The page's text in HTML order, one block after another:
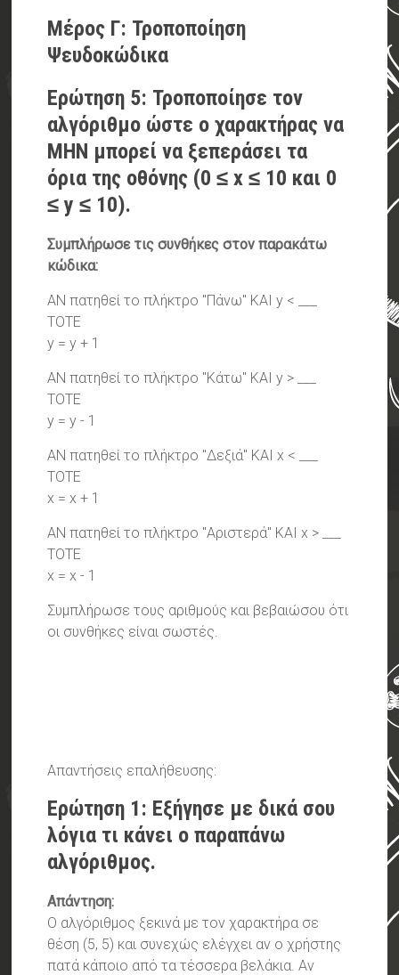
Μέρος Γ: Τροποποίηση
Ψευδοκώδικα
Ερώτηση 5: Τροποποίησε τον
αλγόριθμο ώστε ο χαρακτήρας να
ΜΗΝ μπορεί να ξεπεράσει τα
όρια της οθόνης (0 ≤ x ≤ 10 και 0
≤ y ≤ 10).
Συμπλήρωσε τις συνθήκες στον παρακάτω
κώδικα:
ΑΝ πατηθεί το πλήκτρο "Πάνω" ΚΑΙ y < ___
ΤΟΤΕ
y = y + 1
ΑΝ πατηθεί το πλήκτρο "Κάτω" ΚΑΙ y > ___
ΤΟΤΕ
y = y - 1
ΑΝ πατηθεί το πλήκτρο "Δεξιά" ΚΑΙ x < ___
ΤΟΤΕ
x = x + 1
ΑΝ πατηθεί το πλήκτρο "Αριστερά" ΚΑΙ x > ___
ΤΟΤΕ
x = x - 1
Συμπλήρωσε τους αριθμούς και βεβαιώσου ότι
οι συνθήκες είναι σωστές.
Απαντήσεις επαλήθευσης:
Ερώτηση 1: Εξήγησε με δικά σου
λόγια τι κάνει ο παραπάνω
αλγόριθμος.
Απάντηση:
Ο αλγόριθμος ξεκινά με τον χαρακτήρα σε
θέση (5, 5) και συνεχώς ελέγχει αν ο χρήστης
πατά κάποιο από τα τέσσερα βελάκια. Αν